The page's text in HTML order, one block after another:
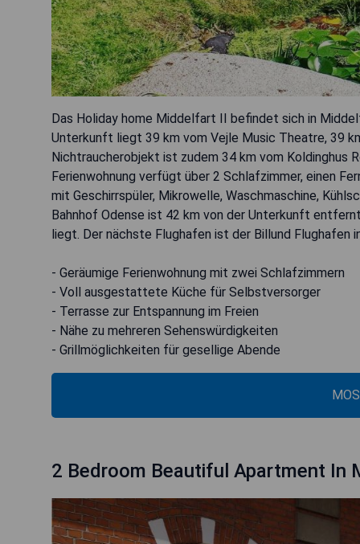
Das Holiday home Middelfart II befindet sich in
Unterkunft liegt 39 km vom Vejle Music Theatre, 39
Nichtraucherobjekt ist zudem 34 km vom Koldinghus
Ferienwohnung verfügt über 2 Schlafzimmer, einen
mit Geschirrspüler, Mikrowelle, Waschmaschine,
Bahnhof Odense ist 42 km von der Unterkunft
liegt. Der nächste Flughafen ist der Billund Flughafen
- Geräumige Ferienwohnung mit zwei Schlafzimmern
- Voll ausgestattete Küche für Selbstversorger
- Terrasse zur Entspannung im Freien
- Nähe zu mehreren Sehenswürdigkeiten
- Grillmöglichkeiten für gesellige Abende
2 Bedroom Beautiful Apartment In